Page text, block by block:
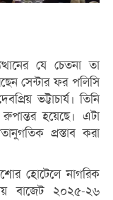
যে চেতনা তা
সেন্টার ফর পলিসি
ভট্টাচার্য। তিনি
রুপান্তর হয়েছে। এটা
প্রস্তাব করা
হোটেলে নাগরিক
বাজেট ২০২৫-২৬